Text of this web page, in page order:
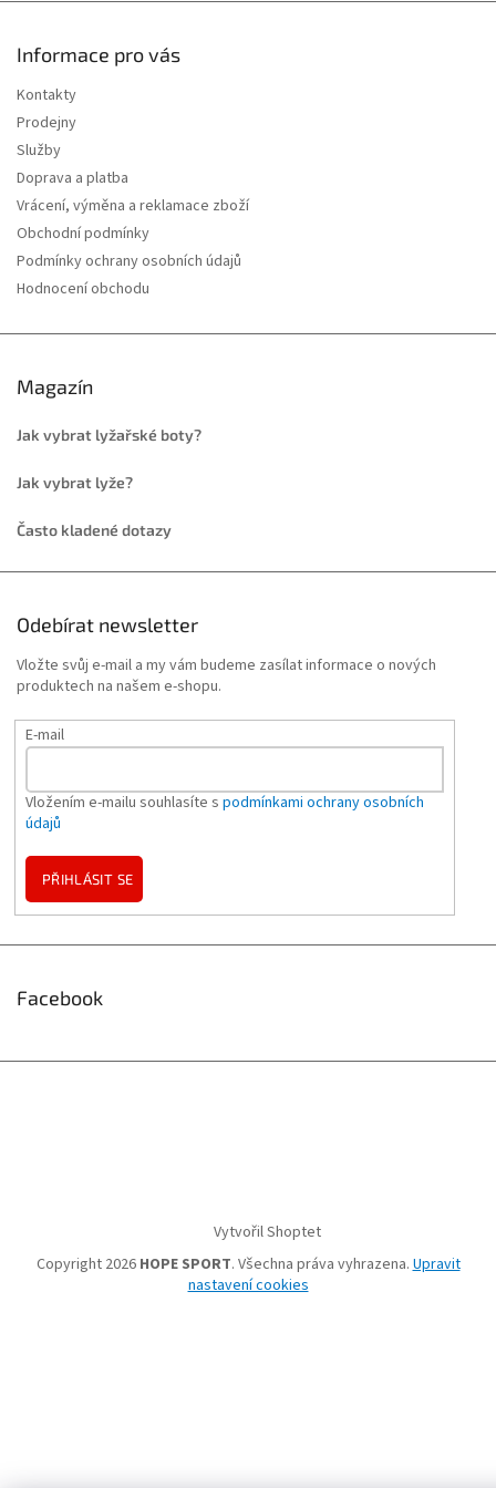
Informace pro vás
Kontakty
Prodejny
Služby
Doprava a platba
Vrácení, výměna a reklamace zboží
Obchodní podmínky
Podmínky ochrany osobních údajů
Hodnocení obchodu
Magazín
Jak vybrat lyžařské boty?
Jak vybrat lyže?
Často kladené dotazy
Odebírat newsletter
Vložte svůj e-mail a my vám budeme zasílat informace o nových
produktech na našem e-shopu.
E-mail
Vložením e-mailu souhlasíte s podmínkami ochrany osobních
údajů
PŘIHLÁSIT SE
Facebook
Vytvořil Shoptet
Copyright 2026 HOPE SPORT. Všechna práva vyhrazena. Upravit
nastavení cookies